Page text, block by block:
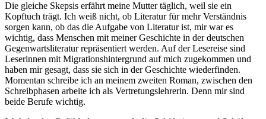
Die gleiche Skepsis erfährt meine Mutter täglich, weil sie ein
Kopftuch trägt. Ich weiß nicht, ob Literatur für mehr Verständnis
sorgen kann, ob das die Aufgabe von Literatur ist, mir war es
wichtig, dass Menschen mit meiner Geschichte in der deutschen
Gegenwartsliteratur repräsentiert werden. Auf der Lesereise sind
Leserinnen mit Migrationshintergrund auf mich zugekommen und
haben mir gesagt, dass sie sich in der Geschichte wiederfinden.
Momentan schreibe ich an meinem zweiten Roman, zwischen den
Schreibphasen arbeite ich als Vertretungslehrerin. Denn mir sind
beide Berufe wichtig.